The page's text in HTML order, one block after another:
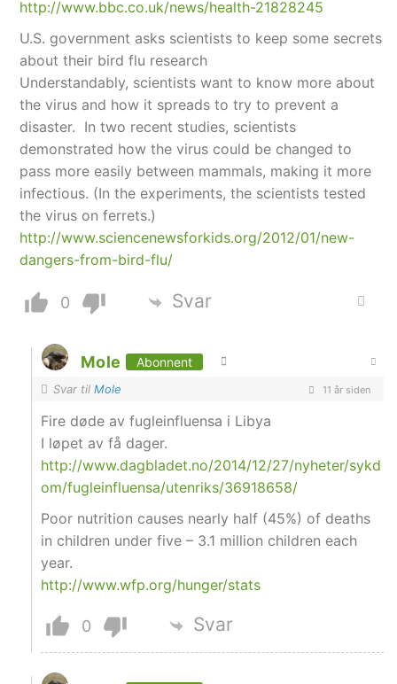
http://www.bbc.co.uk/news/health-21828245
U.S. government asks scientists to keep some secrets
about their bird flu research
Understandably, scientists want to know more about
the virus and how it spreads to try to prevent a
disaster. In two recent studies, scientists
demonstrated how the virus could be changed to
pass more easily between mammals, making it more
infectious. (In the experiments, the scientists tested
the virus on ferrets.)
http://www.sciencenewsforkids.org/2012/01/new-
dangers-from-bird-flu/
0 Svar
Mole Abonnent
Svar tilMole 11 år siden
Fire døde av fugleinfluensa i Libya
I løpet av få dager.
http://www.dagbladet.no/2014/12/27/nyheter/sykd
om/fugleinfluensa/utenriks/36918658/
Poor nutrition causes nearly half (45%) of deaths
in children under five – 3.1 million children each
year.
http://www.wfp.org/hunger/stats
0 Svar